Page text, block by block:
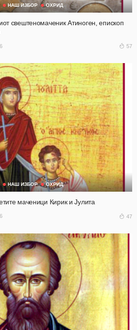
НАШ ИЗБОР ОХРИД
свештеномаченик Атиноген, епископ
57
НАШ ИЗБОР ОХРИД
маченици Кирик и Јулита
47